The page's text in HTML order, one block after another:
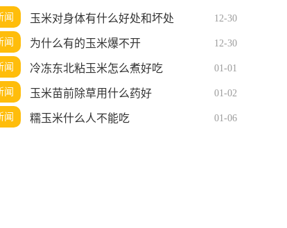
几点外观
闻 玉米对身体有什么好处和坏处 12-30
闻 为什么有的玉米爆不开 12-30
闻 冷冻东北粘玉米怎么煮好吃 01-01
闻 玉米苗前除草用什么药好 01-02
闻 糯玉米什么人不能吃 01-06